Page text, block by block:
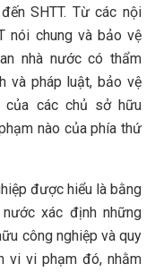
SHTT. Từ các nội
nói chung và bảo vệ
nhà nước có thẩm
và pháp luật, bảo vệ
của các chủ sở hữu
nào của phía thứ
được hiểu là bằng
xác định những
công nghiệp và quy
vi vi phạm đó, nhằm